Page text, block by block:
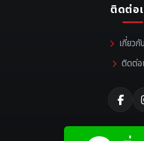
ติดต่อ
เกี่ยวกั
ติดต่อ